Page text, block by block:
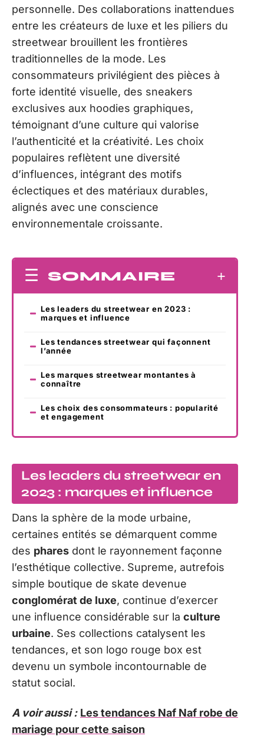
personnelle. Des collaborations inattendues
entre les créateurs de luxe et les piliers du
streetwear brouillent les frontières
traditionnelles de la mode. Les
consommateurs privilégient des pièces à
forte identité visuelle, des sneakers
exclusives aux hoodies graphiques,
témoignant d’une culture qui valorise
l’authenticité et la créativité. Les choix
populaires reflètent une diversité
d’influences, intégrant des motifs
éclectiques et des matériaux durables,
alignés avec une conscience
environnementale croissante.
SOMMAIRE
Les leaders du streetwear en 2023 :
marques et influence
Les tendances streetwear qui façonnent
l’année
Les marques streetwear montantes à
connaître
Les choix des consommateurs : popularité
et engagement
Les leaders du streetwear en
2023 : marques et influence
Dans la sphère de la mode urbaine,
certaines entités se démarquent comme
des phares dont le rayonnement façonne
l’esthétique collective. Supreme, autrefois
simple boutique de skate devenue
conglomérat de luxe, continue d’exercer
une influence considérable sur la culture
urbaine. Ses collections catalysent les
tendances, et son logo rouge box est
devenu un symbole incontournable de
statut social.
A voir aussi : Les tendances Naf Naf robe de
mariage pour cette saison